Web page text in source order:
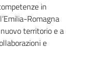
in
Romagna
territorio e a
e